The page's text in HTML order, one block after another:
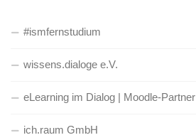
#ismfernstudium
wissens.dialoge e.V.
eLearning im Dialog | Moodle-Partner
ich.raum GmbH